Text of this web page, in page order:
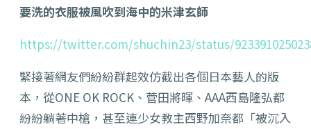
要洗的衣服被風吹到海中的米津玄師
https://twitter.com/shuchin23/status/
緊接著網友們紛紛群起效仿截出各個日本藝人的版
本，從ONE OK ROCK、菅田將暉、AAA西島隆弘都
紛紛躺著中槍，甚至連少女教主西野加奈都「被沉入